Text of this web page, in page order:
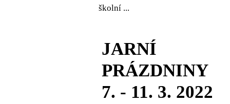
školní ...
JARNÍ
PRÁZDNINY
7. - 11. 3. 2022